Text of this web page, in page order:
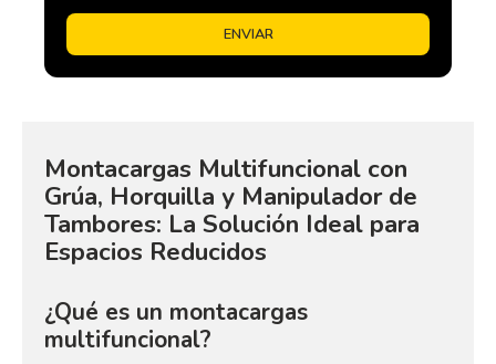
Montacargas Multifuncional con
Grúa, Horquilla y Manipulador de
Tambores: La Solución Ideal para
Espacios Reducidos
¿Qué es un montacargas
multifuncional?